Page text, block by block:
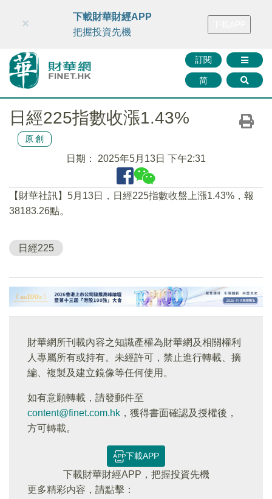
財華智庫網 FINTV FINMETA 財華證券 媒體矩陣
訂閱
简
×
下載財華財經APP
把握投資先機
日經225指數收漲1.43%
原創
日期： 2025年5月13日 下午2:31
【財華社訊】5月13日，日經225指數收盤上漲1.43%，報
38183.26點。
日經225
財華網所刊載內容之知識產權為財華網及相關權利
人專屬所有或持有。未經許可，禁止進行轉載、摘
編、複製及建立鏡像等任何使用。
如有意願轉載，請發郵件至
content@finet.com.hk ，獲得書面確認及授權後，
方可轉載。
下載APP
下載財華財經APP，把握投資先機
更多精彩内容，請點擊：